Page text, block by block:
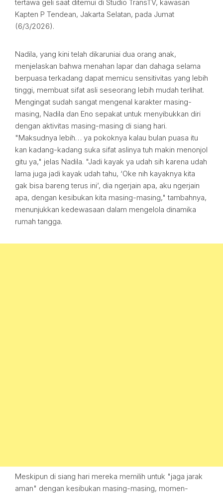
tertawa geli saat ditemui di Studio TransTV, kawasan
Kapten P Tendean, Jakarta Selatan, pada Jumat
(6/3/2026).
Nadila, yang kini telah dikaruniai dua orang anak,
menjelaskan bahwa menahan lapar dan dahaga selama
berpuasa terkadang dapat memicu sensitivitas yang lebih
tinggi, membuat sifat asli seseorang lebih mudah terlihat.
Mengingat sudah sangat mengenal karakter masing-
masing, Nadila dan Eno sepakat untuk menyibukkan diri
dengan aktivitas masing-masing di siang hari.
"Maksudnya lebih… ya pokoknya kalau bulan puasa itu
kan kadang-kadang suka sifat aslinya tuh makin menonjol
gitu ya," jelas Nadila. "Jadi kayak ya udah sih karena udah
lama juga jadi kayak udah tahu, ‘Oke nih kayaknya kita
gak bisa bareng terus ini’, dia ngerjain apa, aku ngerjain
apa, dengan kesibukan kita masing-masing," tambahnya,
menunjukkan kedewasaan dalam mengelola dinamika
rumah tangga.
Meskipun di siang hari mereka memilih untuk "jaga jarak
aman" dengan kesibukan masing-masing, momen-